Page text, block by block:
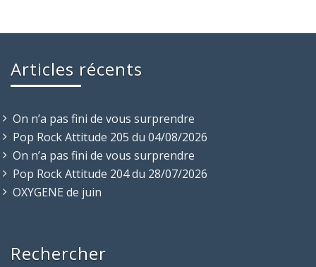
Articles récents
On n’a pas fini de vous surprendre
Pop Rock Attitude 205 du 04/08/2026
On n’a pas fini de vous surprendre
Pop Rock Attitude 204 du 28/07/2026
OXYGENE de juin
Rechercher